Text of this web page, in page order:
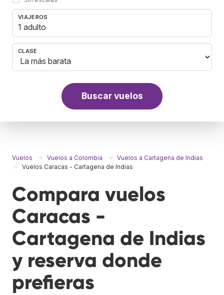
VIAJEROS
1 adulto
CLASE
Buscar vuelos
Vuelos Vuelos a Colombia
Vuelos a Cartagena de Indias
Vuelos Caracas - Cartagena de Indias
Compara vuelos
Caracas -
Cartagena de Indias
y reserva donde
prefieras